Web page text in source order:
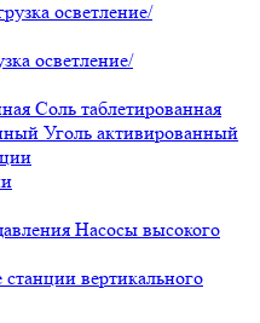
осветление/
Соль таблетированная
Уголь активированный
Насосы высокого